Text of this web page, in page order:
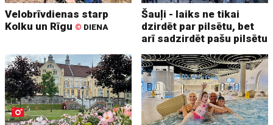
Velobrīvdienas starp
Kolku un Rīgu © DIENA
Šauļi - laiks ne tikai
dzirdēt par pilsētu, bet
arī sadzirdēt pašu pilsētu